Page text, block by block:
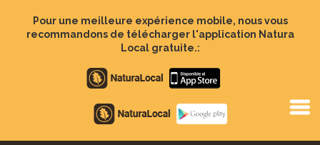
contenu
Pour une meilleure expérience mobile, nous vous
recommandons de télécharger l'application Natura
Local gratuite.:
Apple
store
Google
Play